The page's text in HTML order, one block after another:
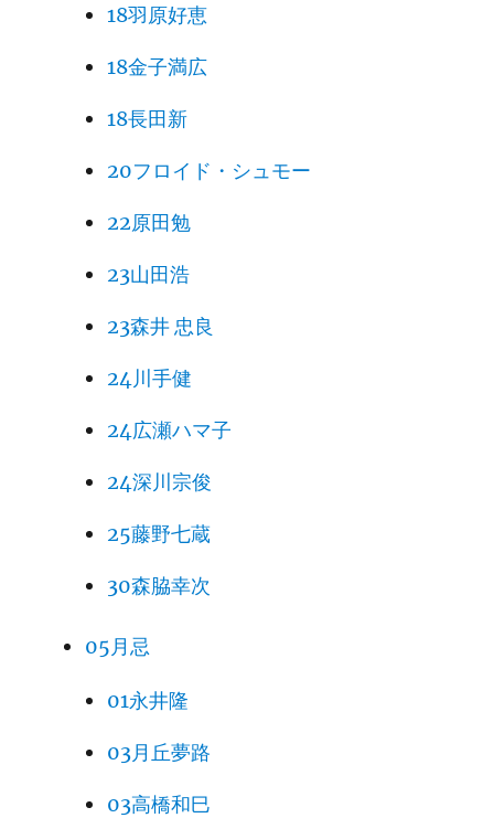
18羽原好恵
18金子満広
18長田新
20フロイド・シュモー
22原田勉
23山田浩
23森井 忠良
24川手健
24広瀬ハマ子
24深川宗俊
25藤野七蔵
30森脇幸次
05月忌
01永井隆
03月丘夢路
03高橋和巳